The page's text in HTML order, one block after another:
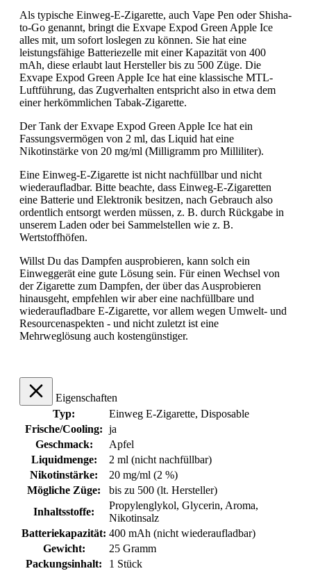
Als typische Einweg-E-Zigarette, auch Vape Pen oder Shisha-
to-Go genannt, bringt die Exvape Expod Green Apple Ice
alles mit, um sofort loslegen zu können. Sie hat eine
leistungsfähige Batteriezelle mit einer Kapazität von 400
mAh, diese erlaubt laut Hersteller bis zu 500 Züge. Die
Exvape Expod Green Apple Ice hat eine klassische MTL-
Luftführung, das Zugverhalten entspricht also in etwa dem
einer herkömmlichen Tabak-Zigarette.
Der Tank der Exvape Expod Green Apple Ice hat ein
Fassungsvermögen von 2 ml, das Liquid hat eine
Nikotinstärke von 20 mg/ml (Milligramm pro Milliliter).
Eine Einweg-E-Zigarette ist nicht nachfüllbar und nicht
wiederaufladbar. Bitte beachte, dass Einweg-E-Zigaretten
eine Batterie und Elektronik besitzen, nach Gebrauch also
ordentlich entsorgt werden müssen, z. B. durch Rückgabe in
unserem Laden oder bei Sammelstellen wie z. B.
Wertstoffhöfen.
Willst Du das Dampfen ausprobieren, kann solch ein
Einweggerät eine gute Lösung sein. Für einen Wechsel von
der Zigarette zum Dampfen, der über das Ausprobieren
hinausgeht, empfehlen wir aber eine nachfüllbare und
wiederaufladbare E-Zigarette, vor allem wegen Umwelt- und
Resourcenaspekten - und nicht zuletzt ist eine
Mehrweglösung auch kostengünstiger.
Eigenschaften
Typ:
Einweg E-Zigarette, Disposable
Frische/Cooling: ja
Geschmack:
Apfel
Liquidmenge:
2 ml (nicht nachfüllbar)
Nikotinstärke:
20 mg/ml (2 %)
Mögliche Züge:
bis zu 500 (lt. Hersteller)
Inhaltsstoffe:
Propylenglykol, Glycerin, Aroma,
Nikotinsalz
Batteriekapazität: 400 mAh (nicht wiederaufladbar)
Gewicht:
25 Gramm
Packungsinhalt:
1 Stück